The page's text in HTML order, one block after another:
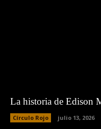
La historia de Edison
Círculo Rojo julio 13, 2026